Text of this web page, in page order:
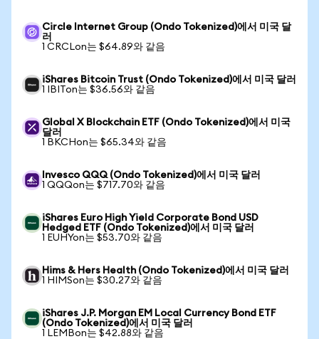
Circle Internet Group (Ondo Tokenized)에서 미국 달
러
1 CRCLon는 $64.89와 같음
iShares Bitcoin Trust (Ondo Tokenized)에서 미국 달러
1 IBITon는 $36.56와 같음
Global X Blockchain ETF (Ondo Tokenized)에서 미국
달러
1 BKCHon는 $65.34와 같음
Invesco QQQ (Ondo Tokenized)에서 미국 달러
1 QQQon는 $717.70와 같음
iShares Euro High Yield Corporate Bond USD
Hedged ETF (Ondo Tokenized)에서 미국 달러
1 EUHYon는 $53.70와 같음
Hims & Hers Health (Ondo Tokenized)에서 미국 달러
1 HIMSon는 $30.27와 같음
iShares J.P. Morgan EM Local Currency Bond ETF
(Ondo Tokenized)에서 미국 달러
1 LEMBon는 $42.88와 같음